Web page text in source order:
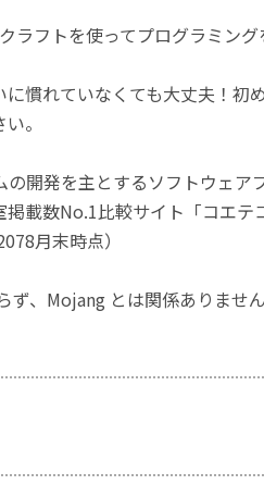
ラフトを使ってプログラミン
慣れていなくても大丈夫！初
。
開発を主とするソフトウェア
載数No.1比較サイト「コエテ
月末時点）
ず、Mojang とは関係ありませ